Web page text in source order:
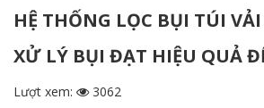
HỆ THỐNG LỌC BỤI TÚI
XỬ LÝ BỤI ĐẠT HIỆU QUẢ
Lượt xem: 3062